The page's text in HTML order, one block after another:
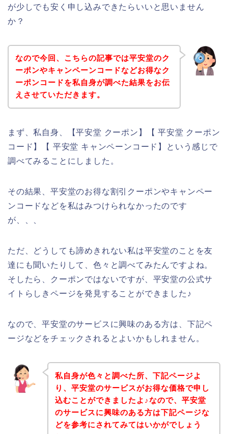
が少しでも安く申し込みできたらいいと思いません
か？
なので今回、こちらの記事では平安堂のク
ーポンやキャンペーンコードなどお得なク
ーポンコードを私自身が調べた結果をお伝
えさせていただきます。
まず、私自身、【平安堂 クーポン】【 平安堂 クーポン
コード】【 平安堂 キャンペーンコード】という感じで
調べてみることにしました。
その結果、平安堂のお得な割引クーポンやキャンペー
ンコードなどを私はみつけられなかったのです
が、、、
ただ、どうしても諦めきれない私は平安堂のことを友
達にも聞いたりして、色々と調べてみたんですよね。
そしたら、クーポンではないですが、平安堂の公式サ
イトらしきページを発見することができました♪
なので、平安堂のサービスに興味のある方は、下記ペ
ージなどをチェックされるとよいかもしれません。
私自身が色々と調べた所、下記ページよ
り、平安堂のサービスがお得な価格で申し
込むことができましたよ♪なので、平安堂
のサービスに興味のある方は下記ページな
どを参考にされてみてはいかがでしょう